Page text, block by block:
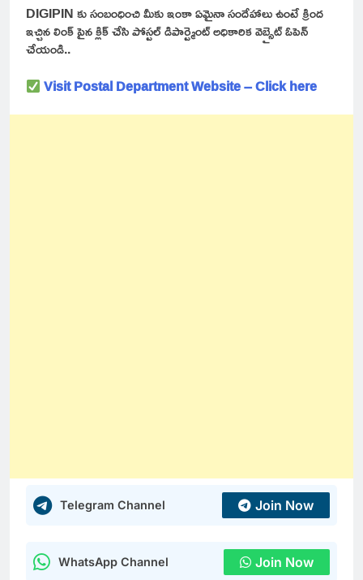
DIGIPIN కు సంబంధించి మీకు ఇంకా ఏమైనా సందేహాలు ఉంటే క్రింద
ఇచ్చిన లింక్ పైన క్లిక్ చేసి పోస్టల్ డిపార్ట్మెంట్ అధికారిక వెబ్సైట్ ఓపెన్
చేయండి..
Visit Postal Department Website – Click here
Telegram Channel Join Now
WhatsApp Channel Join Now